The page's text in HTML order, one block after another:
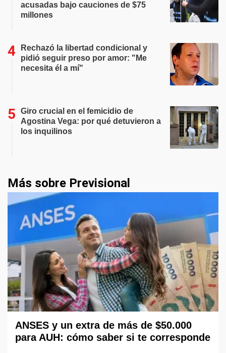
acusadas bajo cauciones de $75
millones
Rechazó la libertad condicional y
pidió seguir preso por amor: "Me
necesita él a mí"
Giro crucial en el femicidio de
Agostina Vega: por qué detuvieron a
los inquilinos
Más sobre Previsional
ANSES y un extra de más de $50.000
para AUH: cómo saber si te corresponde